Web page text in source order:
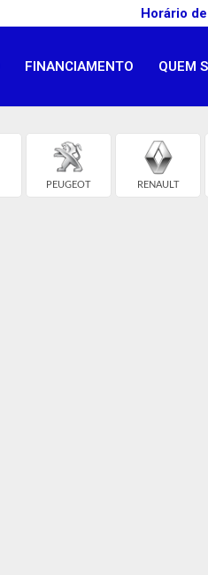
Horário
FINANCIAMENTO QUEM
PEUGEOT RENAULT